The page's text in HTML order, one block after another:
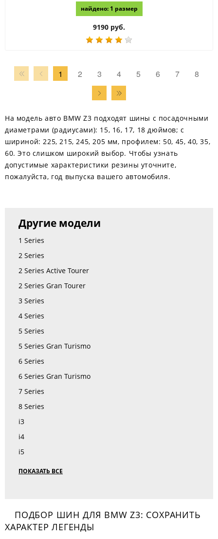
найдено: 1 размер
9190 руб.
1 2 3 4 5 6 7 8
На модель авто BMW Z3 подходят шины с посадочными
диаметрами (радиусами): 15, 16, 17, 18 дюймов; с
шириной: 225, 215, 245, 205 мм, профилем: 50, 45, 40, 35,
60. Это слишком широкий выбор. Чтобы узнать
допустимые характеристики резины уточните,
пожалуйста, год выпуска вашего автомобиля.
Другие модели
1 Series
2 Series
2 Series Active Tourer
2 Series Gran Tourer
3 Series
4 Series
5 Series
5 Series Gran Turismo
6 Series
6 Series Gran Turismo
7 Series
8 Series
i3
i4
i5
ПОКАЗАТЬ ВСЕ
ПОДБОР ШИН ДЛЯ BMW Z3: СОХРАНИТЬ
ХАРАКТЕР ЛЕГЕНДЫ